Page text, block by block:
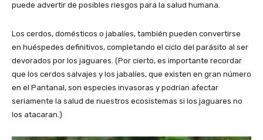
puede advertir de posibles riesgos para la salud humana.
Los cerdos, domésticos o jabalíes, también pueden convertirse
en huéspedes definitivos, completando el ciclo del parásito al ser
devorados por los jaguares. (Por cierto, es importante recordar
que los cerdos salvajes y los jabalíes, que existen en gran número
en el Pantanal, son especies invasoras y podrían afectar
seriamente la salud de nuestros ecosistemas si los jaguares no
los atacaran.)